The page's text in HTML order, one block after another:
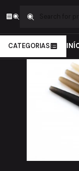
CATEGORIAS
Korda Anti Tangle